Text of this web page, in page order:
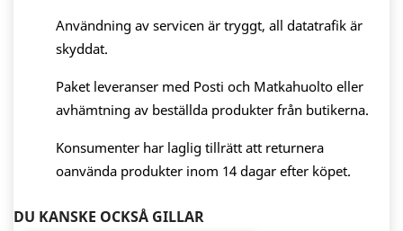
Användning av servicen är tryggt, all datatrafik är
skyddat.
Paket leveranser med Posti och Matkahuolto eller
avhämtning av beställda produkter från butikerna.
Konsumenter har laglig tillrätt att returnera
oanvända produkter inom 14 dagar efter köpet.
DU KANSKE OCKSÅ GILLAR